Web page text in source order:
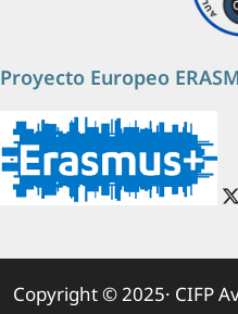
Proyecto Europeo
Copyright © 2025· CIFP